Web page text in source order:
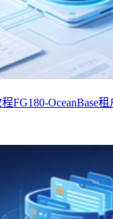
程FG180-OceanBase